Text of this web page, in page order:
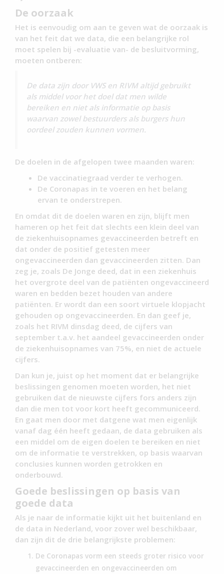
De oorzaak
Het is eenvoudig om aan te geven wat de oorzaak is
van het feit dat we data, die een belangrijke rol
moet spelen bij -evaluatie van- de besluitvorming,
moeten ontberen:
De data zijn door VWS en RIVM altijd gebruikt
als middel voor het doel dat men wilde
bereiken en niet als informatie op basis
waarvan zowel bestuurders als burgers hun
oordeel zouden kunnen vormen.
De doelen in de afgelopen twee maanden waren:
De vaccinatiegraad verder te verhogen.
De Coronapas in te voeren en het belang
ervan te onderstrepen.
En omdat dit de doelen waren en zijn, blijft men
hameren op het feit dat slechts een klein deel van
de ziekenhuisopnames gevaccineerden betreft en
dat onder de positief getesten meer
ongevaccineerden dan gevaccineerden zitten. Dan
zeg je, zoals De Jonge deed, dat in een ziekenhuis
het overgrote deel van de patiënten ongevaccineerd
waren en bedden bezet houden van andere
patiënten. Er wordt dan een soort virtuele klopjacht
gehouden op ongevaccineerden. En dan geef je,
zoals het RIVM dinsdag deed, de cijfers van
september t.a.v. het aandeel gevaccineerden onder
de ziekenhuisopnames van 75%, en niet de actuele
cijfers.
Dan kun je, juist op het moment dat er belangrijke
beslissingen genomen moeten worden, het niet
gebruiken dat de nieuwste cijfers fors anders zijn
dan die men tot voor kort heeft gecommuniceerd.
En gaat men door met datgene wat men eigenlijk
vanaf dag één heeft gedaan, de data gebruiken als
een middel om de eigen doelen te bereiken en niet
om de informatie te verstrekken, op basis waarvan
conclusies kunnen worden getrokken en
onderbouwd.
Goede beslissingen op basis van
goede data
Als je naar de informatie kijkt uit het buitenland en
de data in Nederland, voor zover wel beschikbaar,
dan zijn dit de drie belangrijkste problemen:
De Coronapas vorm een steeds groter risico voor
gevaccineerden en ongevaccineerden om